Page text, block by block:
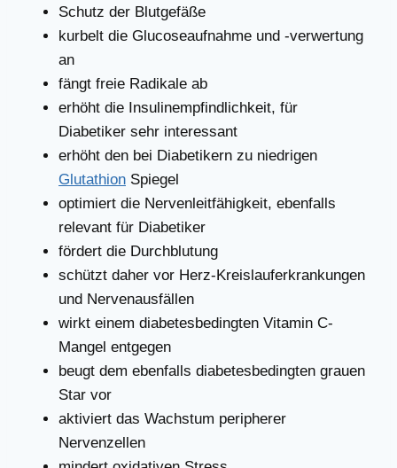
Schutz der Blutgefäße
kurbelt die Glucoseaufnahme und -verwertung
an
fängt freie Radikale ab
erhöht die Insulinempfindlichkeit, für
Diabetiker sehr interessant
erhöht den bei Diabetikern zu niedrigen
Glutathion Spiegel
optimiert die Nervenleitfähigkeit, ebenfalls
relevant für Diabetiker
fördert die Durchblutung
schützt daher vor Herz-Kreislauferkrankungen
und Nervenausfällen
wirkt einem diabetesbedingten Vitamin C-
Mangel entgegen
beugt dem ebenfalls diabetesbedingten grauen
Star vor
aktiviert das Wachstum peripherer
Nervenzellen